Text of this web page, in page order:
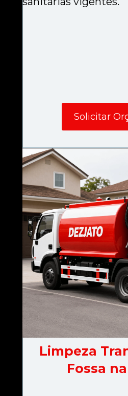
Limpeza
Fossa
Solicitar